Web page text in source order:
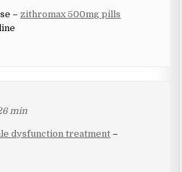
– zithromax 500mg pills
min
dysfunction treatment –